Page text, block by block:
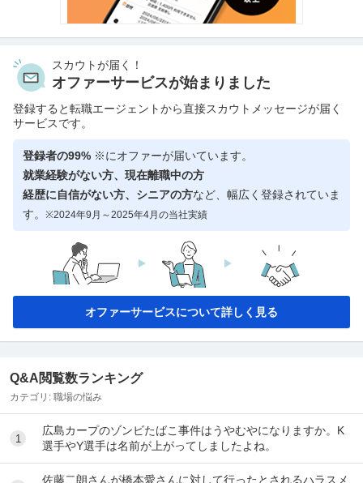
スカウトが届く！
オファーサービスが始まりました
登録すると転職エージェントから直接スカウトメッセージが届く
サービスです。
登録者の99% ※にオファーが届いています。
就業経験がない方、現在離職中の方
経歴に自信がない方、シニアの方など、幅広く登録されていま
す。 ※2024年9月～2025年4月の当社実績
オファーサービスについて詳しく見る
Q&A閲覧数ランキング
カテゴリ: 職場の悩み
1
広島カープのゾンビたばこ事件はうやむやになりますか。K
選手やY選手は名前が上がってしましたよね。
佐藤二朗さんが橋本愛さんに対して行ったとされるハラスメ